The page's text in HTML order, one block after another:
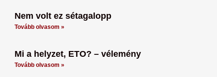
Nem volt ez sétagalopp
Tovább olvasom »
Mi a helyzet, ETO? – vélemény
Tovább olvasom »